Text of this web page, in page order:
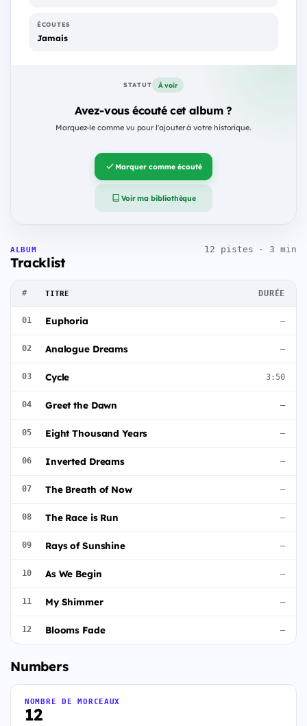
ÉCOUTES
Jamais
STATUT À voir
Avez-vous écouté cet album ?
Marquez-le comme vu pour l'ajouter à votre historique.
Marquer comme écouté
Voir ma bibliothèque
ALBUM
Tracklist
12 pistes · 3 min
# TITRE DURÉE
01 Euphoria —
02 Analogue Dreams —
03 Cycle 3:50
04 Greet the Dawn —
05 Eight Thousand Years —
06 Inverted Dreams —
07 The Breath of Now —
08 The Race is Run —
09 Rays of Sunshine —
10 As We Begin —
11 My Shimmer —
12 Blooms Fade —
Numbers
12
NOMBRE DE MORCEAUX